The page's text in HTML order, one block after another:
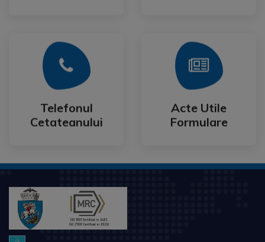
Telefonul
Cetateanului
Telefonul
Cetateanului
Mai Mult
Acte Utile
Formulare
Acte Utile
Formulare
Mai Mult